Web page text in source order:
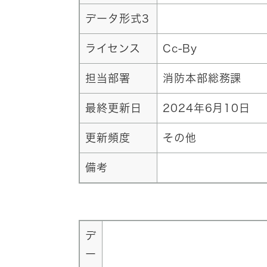
データ形式3
ライセンス Cc-By
担当部署 消防本部総務課
最終更新日 2024年6月10日
更新頻度 その他
備考
デ
ー